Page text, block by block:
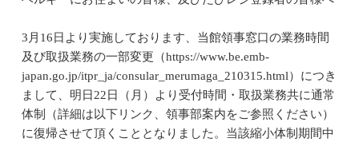
3月16日より実施しております、当館領事窓口の業務時間
及び取扱業務の一部変更（https://www.be.emb-
japan.go.jp/itpr_ja/consular_merumaga_210315.html）につき
まして、明日22日（月）より受付時間・取扱業務共に通常
体制（詳細は以下リンク、領事部案内をご参照ください）
に復帰させて頂くこととなりました。当該縮小体制期間中